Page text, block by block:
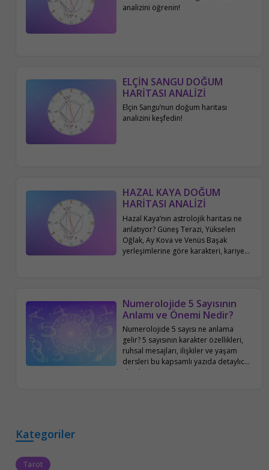
analizini öğrenin!
ELÇİN SANGU DOĞUM
HARİTASI ANALİZİ
Elçin Sangu’nun doğum haritası
analizini keşfedin!
HAZAL KAYA DOĞUM
HARİTASI ANALİZİ
Hazal Kaya’nın astrolojik haritası ne
anlatıyor? Güneş Terazi, Yükselen
Oğlak, Ay Kova ve Venüs Başak
yerleşimlerine göre karakteri, kariyeri,
Numerolojide 5 Sayısının
Anlamı ve Önemi Nedir?
Numerolojide 5 sayısı ne anlama
gelir? 5 sayısının karakter özellikleri,
ruhsal mesajları, ilişkiler ve yaşam
dersleri bu kapsamlı yazıda detaylıca
ele alınıyor.
Kategoriler
Tarot